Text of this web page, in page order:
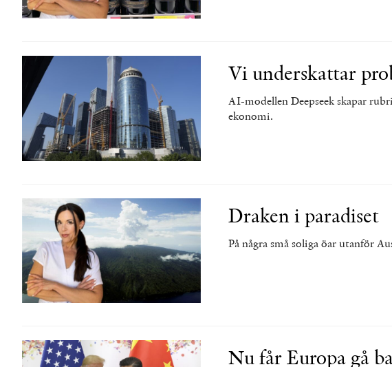
Vi underskattar
AI-modellen Deepseek skapar
ekonomi.
Draken i paradiset
På några små soliga öar utanför
Nu får Europa gå